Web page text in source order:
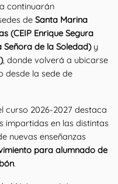
continuarán
de Santa Marina
(CEIP Enrique Segura
Señora de la Soledad)
y
, donde volverá a ubicarse
desde la sede de
curso 2026-2027 destaca
impartidas en las distintas
nuevas enseñanzas
para alumnado de
.